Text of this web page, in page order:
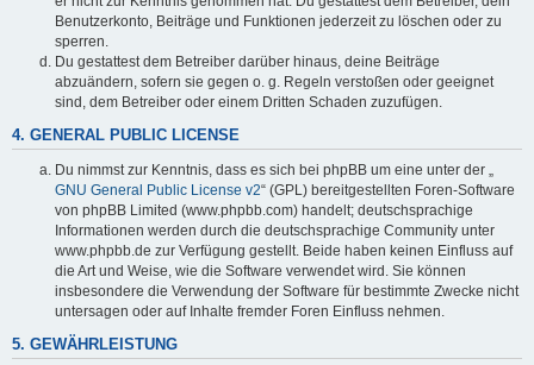
Benutzerkonto, Beiträge und Funktionen jederzeit zu löschen oder zu
sperren.
Du gestattest dem Betreiber darüber hinaus, deine Beiträge
abzuändern, sofern sie gegen o. g. Regeln verstoßen oder geeignet
sind, dem Betreiber oder einem Dritten Schaden zuzufügen.
4. GENERAL PUBLIC LICENSE
Du nimmst zur Kenntnis, dass es sich bei phpBB um eine unter der „
GNU General Public License v2“ (GPL) bereitgestellten Foren-Software
von phpBB Limited (www.phpbb.com) handelt; deutschsprachige
Informationen werden durch die deutschsprachige Community unter
www.phpbb.de zur Verfügung gestellt. Beide haben keinen Einfluss auf
die Art und Weise, wie die Software verwendet wird. Sie können
insbesondere die Verwendung der Software für bestimmte Zwecke nicht
untersagen oder auf Inhalte fremder Foren Einfluss nehmen.
5. GEWÄHRLEISTUNG